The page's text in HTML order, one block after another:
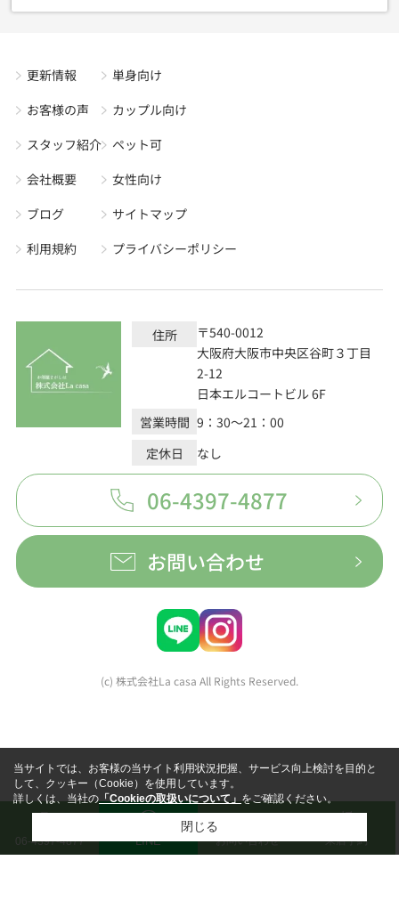
更新情報
お客様の声
スタッフ紹介
会社概要
ブログ
利用規約
単身向け
カップル向け
ペット可
女性向け
サイトマップ
プライバシーポリシー
住所
〒540-0012
大阪府大阪市中央区谷町３丁目
2-12
日本エルコートビル 6F
営業時間 9：30～21：00
定休日
なし
06-4397-4877
お問い合わせ
(c) 株式会社La casa All Rights Reserved.
06-4397-4877 LINE お問い合わせ 来店予約
当サイトでは、お客様の当サイト利用状況把握、サービス向上検討を目的と
して、クッキー（Cookie）を使用しています。
詳しくは、当社の「Cookieの取扱いについて」をご確認ください。
閉じる